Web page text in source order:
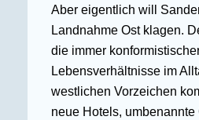
Aber eigentlich will
Landnahme Ost klagen.
die immer
Lebensverhältnisse im
westlichen Vorzeichen
neue Hotels, umbenannte